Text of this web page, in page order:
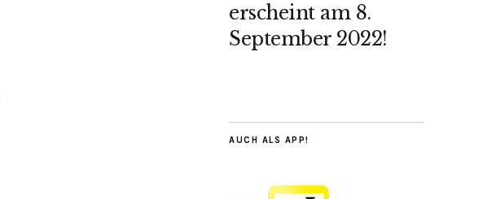
erscheint am 8.
September 2022!
AUCH ALS APP!